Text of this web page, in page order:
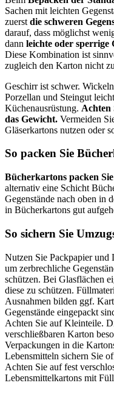
Sachen mit leichten
zuerst die schweren
darauf, dass möglichst
dann leichte oder sperrige
Diese Kombination ist
zugleich den Karton nicht
Geschirr ist schwer.
Porzellan und Steingut
Küchenausrüstung. Achten
das Gewicht. Vermeiden
Gläserkartons nutzen oder
So packen Sie
Bücherkartons packen
alternativ eine Schicht
Gegenstände nach oben in
in Bücherkartons gut
So sichern Sie
Nutzen Sie Packpapier
um zerbrechliche
schützen. Bei Glasflächen
diese zu schützen.
Ausnahmen bilden ggf.
Gegenstände eingepackt
Achten Sie auf Kleinteile.
verschließbaren Karton
Verpackungen in die
Lebensmitteln sichern Sie
Achten Sie auf fest
Lebensmittelkartons mit